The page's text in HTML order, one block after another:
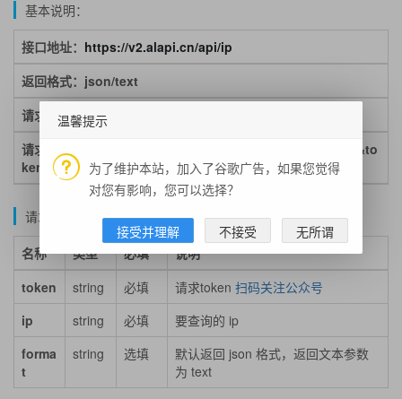
基本说明：
接口地址： https://v2.alapi.cn/api/ip
返回格式：json/text
请求方式：get/post
请求示例：https://v2.alapi.cn/api/ip?ip=114.114.114.114&to
ken=token
请求参数说明：
名称 类型 必填
说明
token
string 必填 请求token 扫码关注公众号
ip
string 必填
要查询的 ip
forma
t
string 选填
默认返回 json 格式，返回文本参数
为 text
温馨提示
为了维护本站，加入了谷歌广告，如果您觉得
对您有影响，您可以选择？
接受并理解 不接受 无所谓